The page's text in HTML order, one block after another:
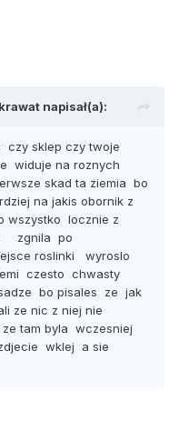
napisał(a):
czy sklep czy twoje
widuje na roznych
skad ta ziemia bo
na jakis obornik z
wszystko locznie z
zgnila po
roslinki wyroslo
czesto chwasty
bo pisales ze jak
ze nic z niej nie
tam byla wczesniej
wklej a sie